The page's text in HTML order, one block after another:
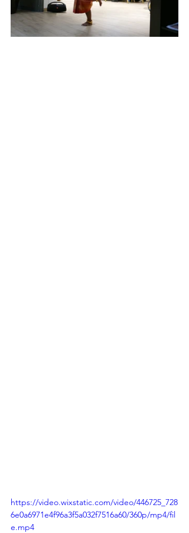
https://video.wixstatic.com/video/446725_728
6e0a6971e4f96a3f5a032f7516a60/360p/mp4/fil
e.mp4